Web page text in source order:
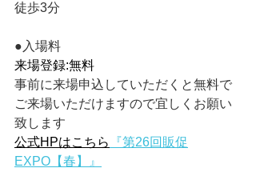
徒歩3分
●入場料
来場登録:無料
事前に来場申込していただくと無料で
ご来場いただけますので宜しくお願い
致します
公式HPはこちら
『第26回販促
EXPO【春】』